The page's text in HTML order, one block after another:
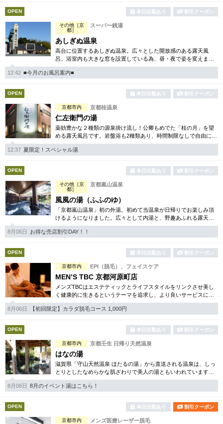
OPEN 本日出勤あり 割引クーポン
その他［京
都］
スーパー銭湯
あしぎぬ温泉
高台に位置するあしぎぬ温泉。広々とした開放感のある露天風
呂、浴室内も大きな窓を設置している為、昼・夜で姿を変えま
す。日により男女で浴場は入れ替わり制なので2種類の浴場を楽し
んで頂く事が可能です。
12:42 ■今月のお風呂案内■
OPEN 本日出勤あり 割引クーポン
京都市内 京都桂温泉
仁左衛門の湯
薬効豊かな２種類の源泉掛け流し！公卿もめでた「桂の月」を望
める露天風呂です。岩盤浴も2種類あり、時間制限なしで自由に行
ききし、楽しんで頂く事が可能です。お風呂とあわせて是非お楽
しみ下さい。
12:37 夏限定！スペシャル湯
OPEN 本日出勤あり 割引クーポン
その他［京
都］
京都嵐山温泉
風風の湯（ふふのゆ）
「京都嵐山温泉」初の外湯。初めて当温泉が日帰りでお楽しみ頂
けるようになりました。広々として内湯と、野趣あふれる露天風
呂は日本を感じて頂けます。サウナも完備され心も身体もリフレ
ッシュ！
8月06日 お得な売店割引DAY！！
OPEN 本日出勤あり 割引クーポン
京都市内 EPI（脱毛）、フェイスケア
MEN’S TBC 京都河原町店
メンズTBCはエステティックとライフスタイルをリンクさせ美し
く健康的に生きるというテーマを追求し、より良いサービスに努
めています。自社開発のホームケア化粧品も多数。お得な体験コ
ースは必見です。
8月06日 【初回限定】カラダ脱毛コース 1,000円
OPEN 本日出勤あり 割引クーポン
京都市内 京都壬生 日帰り天然温泉
はなの湯
滋賀県「守山天然温泉 ほたるの湯」から直送される温泉は、しっ
とりとしたなめらかな肌ざわりで美人の湯ともいわれています。
再入浴OKシステムやバラエティー豊かなイベント湯なども楽しみ
の一つです。
8月06日 8月のイベント湯はこちら！
OPEN 本日出勤あり 割引クーポン
京都市内 メンズ医療レーザー脱毛